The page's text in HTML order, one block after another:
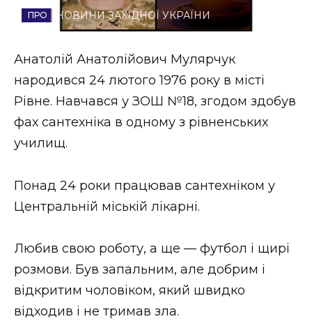
Спорт
Стиль життя
Втрачений Ужгород
Втрачений Ужгород (відеоверсія)
НОВИНИ ЗАХІДНОЇ УКРАЇНИ
Анатолій Анатолійович Мулярчук
народився 24 лютого 1976 року в місті
Рівне. Навчався у ЗОШ №18, згодом здобув
фах сантехніка в одному з рівненських
училищ.
Понад 24 роки працював сантехніком у
Центральній міській лікарні.
Любив свою роботу, а ще — футбол і щирі
розмови. Був запальним, але добрим і
відкритим чоловіком, який швидко
відходив і не тримав зла.